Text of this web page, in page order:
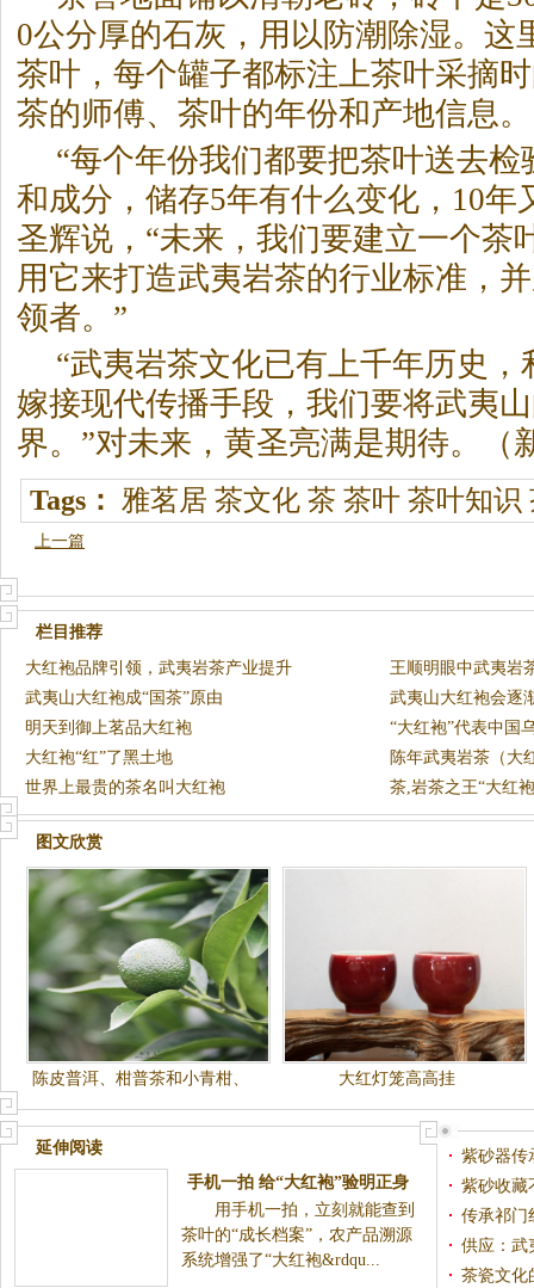
0公分厚的石灰，用以防潮除湿。这
茶叶，每个罐子都标注上茶叶采摘
茶的师傅、茶叶的年份和产地信息。
“每个年份我们都要把茶叶送去
和成分，储存5年有什么变化，10年
圣辉说，“未来，我们要建立一个茶
用它来打造武夷岩茶的行业标准，
领者。”
“武夷岩茶文化已有上千年历史，
嫁接现代传播手段，我们要将武夷
界。”对未来，黄圣亮满是期待。（
Tags： 雅茗居 茶文化 茶 茶叶 茶叶知识
上一篇
栏目推荐
大红袍品牌引领，武夷岩茶产业提升
王顺明眼中武夷岩
武夷山大红袍成“国茶”原由
武夷山大红袍会逐
明天到御上茗品大红袍
“大红袍”代表中国
大红袍“红”了黑土地
陈年武夷岩茶（大
世界上最贵的茶名叫大红袍
茶,岩茶之王“大红
图文欣赏
陈皮普洱、柑普茶和小青柑、
大红柑怎么区分？
大红灯笼高高挂
延伸阅读
手机一拍 给“大红袍”验明正身
用手机一拍，立刻就能查到
茶叶的“成长档案”，农产品溯源
系统增强了“大红袍&rdqu...
紫砂器传
紫砂收藏
传承祁门
供应：武
枕】
茶瓷文